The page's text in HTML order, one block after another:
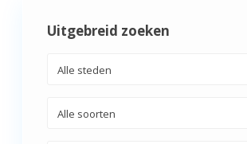
Uitgebreid zoeken
Alle steden
Alle soorten